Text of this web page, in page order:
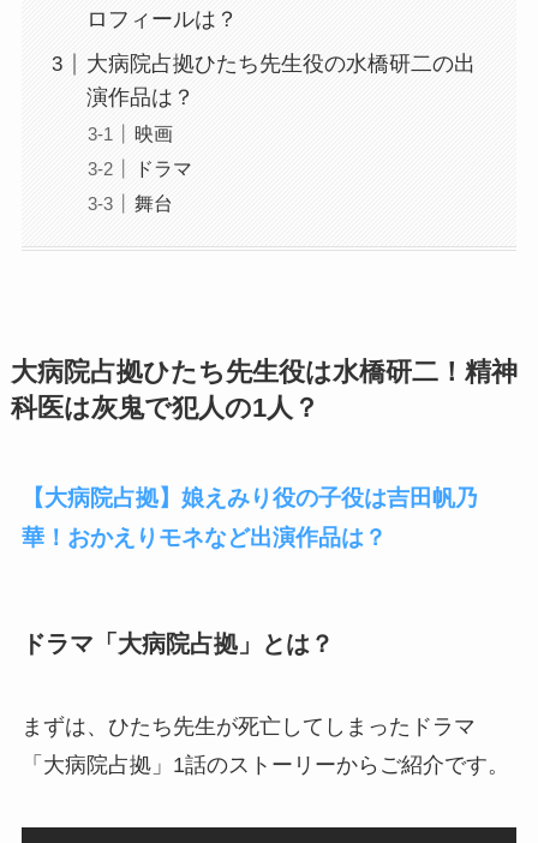
ロフィールは？
大病院占拠ひたち先生役の水橋研二の出
演作品は？
映画
ドラマ
舞台
大病院占拠ひたち先生役は水橋研二！精神
科医は灰鬼で犯人の1人？
【大病院占拠】娘えみり役の子役は吉田帆乃
華！おかえりモネなど出演作品は？
ドラマ「大病院占拠」とは？
まずは、ひたち先生が死亡してしまったドラマ
「大病院占拠」1話のストーリーからご紹介です。